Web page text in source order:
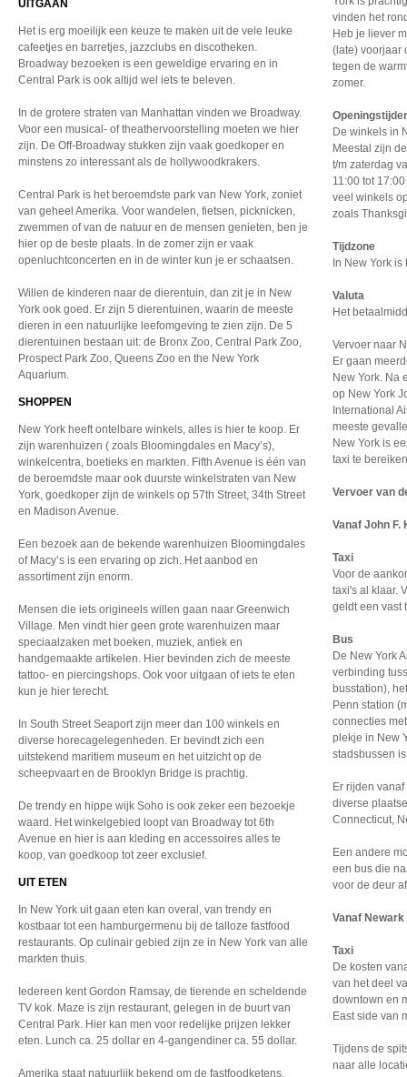
UITGAAN
Het is erg moeilijk een keuze te maken uit de vele leuke
cafeetjes en barretjes, jazzclubs en discotheken.
Broadway bezoeken is een geweldige ervaring en in
Central Park is ook altijd wel iets te beleven.
In de grotere straten van Manhattan vinden we Broadway.
Voor een musical- of theathervoorstelling moeten we hier
zijn. De Off-Broadway stukken zijn vaak goedkoper en
minstens zo interessant als de hollywoodkrakers.
Central Park is het beroemdste park van New York, zoniet
van geheel Amerika. Voor wandelen, fietsen, picknicken,
zwemmen of van de natuur en de mensen genieten, ben je
hier op de beste plaats. In de zomer zijn er vaak
openluchtconcerten en in de winter kun je er schaatsen.
Willen de kinderen naar de dierentuin, dan zit je in New
York ook goed. Er zijn 5 dierentuinen, waarin de meeste
dieren in een natuurlijke leefomgeving te zien zijn. De 5
dierentuinen bestaan uit: de Bronx Zoo, Central Park Zoo,
Prospect Park Zoo, Queens Zoo en the New York
Aquarium.
SHOPPEN
New York heeft ontelbare winkels, alles is hier te koop. Er
zijn warenhuizen ( zoals Bloomingdales en Macy’s),
winkelcentra, boetieks en markten. Fifth Avenue is één van
de beroemdste maar ook duurste winkelstraten van New
York, goedkoper zijn de winkels op 57th Street, 34th Street
en Madison Avenue.
Een bezoek aan de bekende warenhuizen Bloomingdales
of Macy’s is een ervaring op zich. Het aanbod en
assortiment zijn enorm.
Mensen die iets origineels willen gaan naar Greenwich
Village. Men vindt hier geen grote warenhuizen maar
speciaalzaken met boeken, muziek, antiek en
handgemaakte artikelen. Hier bevinden zich de meeste
tattoo- en piercingshops. Ook voor uitgaan of iets te eten
kun je hier terecht.
In South Street Seaport zijn meer dan 100 winkels en
diverse horecagelegenheden. Er bevindt zich een
uitstekend maritiem museum en het uitzicht op de
scheepvaart en de Brooklyn Bridge is prachtig.
De trendy en hippe wijk Soho is ook zeker een bezoekje
waard. Het winkelgebied loopt van Broadway tot 6th
Avenue en hier is aan kleding en accessoires alles te
koop, van goedkoop tot zeer exclusief.
UIT ETEN
In New York uit gaan eten kan overal, van trendy en
kostbaar tot een hamburgermenu bij de talloze fastfood
restaurants. Op culinair gebied zijn ze in New York van alle
markten thuis.
Iedereen kent Gordon Ramsay, de tierende en scheldende
TV kok. Maze is zijn restaurant, gelegen in de buurt van
Central Park. Hier kan men voor redelijke prijzen lekker
eten. Lunch ca. 25 dollar en 4-gangendiner ca. 55 dollar.
Amerika staat natuurlijk bekend om de fastfoodketens,
vinden het
Heb je liever
(late) voorjaar
tegen de
zomer.
De winkels in
Meestal zijn
t/m zaterdag
11:00 tot
veel winkels
zoals
Tijdzone
In New York
Valuta
Het
Vervoer naar
Er gaan
New York. Na
op New York
International
meeste
New York is
taxi te
Vervoer van
Vanaf John
Taxi
Voor de
taxi's al klaar.
geldt een vast
Bus
De New York
verbinding
busstation),
Penn station
connecties
plekje in New
stadsbussen
Er rijden
diverse
Connecticut,
Een andere
een bus die
voor de deur
Vanaf
Taxi
De kosten
van het deel
downtown en
East side van
Tijdens de
naar alle